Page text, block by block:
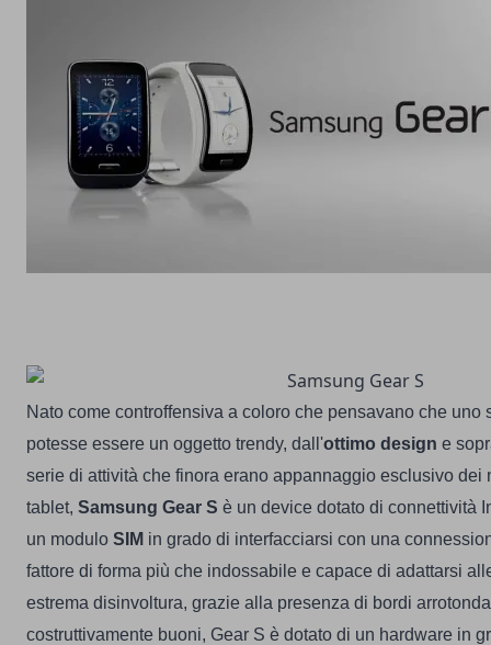
Nato come controffensiva a coloro che pensavano che uno
potesse essere un oggetto trendy, dall'ottimo design e
serie di attività che finora erano appannaggio esclusivo dei
tablet, Samsung Gear S è un device dotato di connettività
un modulo SIM in grado di interfacciarsi con una
fattore di forma più che indossabile e capace di adattarsi
estrema disinvoltura, grazie alla presenza di bordi
costruttivamente buoni, Gear S è dotato di un hardware in